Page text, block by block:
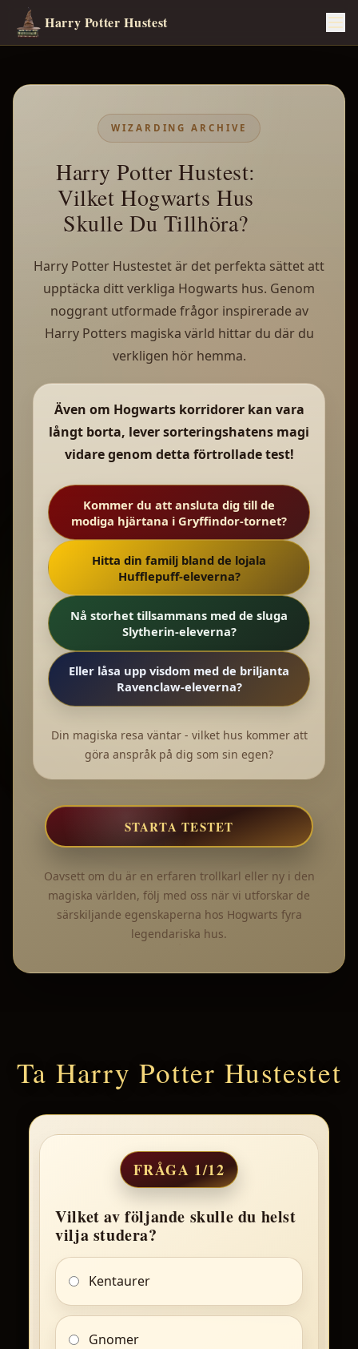
Harry Potter Hustest
WIZARDING ARCHIVE
Harry Potter Hustest:
Vilket Hogwarts Hus
Skulle Du Tillhöra?
Harry Potter Hustestet är det perfekta sättet att
upptäcka ditt verkliga Hogwarts hus. Genom
noggrant utformade frågor inspirerade av
Harry Potters magiska värld hittar du där du
verkligen hör hemma.
Även om Hogwarts korridorer kan vara
långt borta, lever sorteringshatens magi
vidare genom detta förtrollade test!
Kommer du att ansluta dig till de
modiga hjärtana i Gryffindor-tornet?
Hitta din familj bland de lojala
Hufflepuff-eleverna?
Nå storhet tillsammans med de sluga
Slytherin-eleverna?
Eller låsa upp visdom med de briljanta
Ravenclaw-eleverna?
Din magiska resa väntar - vilket hus kommer att
göra anspråk på dig som sin egen?
STARTA TESTET
Oavsett om du är en erfaren trollkarl eller ny i den
magiska världen, följ med oss när vi utforskar de
särskiljande egenskaperna hos Hogwarts fyra
legendariska hus.
Ta Harry Potter Hustestet
FRÅGA 1/12
Vilket av följande skulle du helst
vilja studera?
Kentaurer
Gnomer